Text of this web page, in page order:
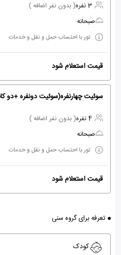
3 نفره
( بدون نفر اضافه )
صبحانه
تور با احتساب حمل و نقل و خدمات
قیمت استعلام شود
سوئیت چهارنفره(سوئیت دونفره +دو
4 نفره
( بدون نفر اضافه )
صبحانه
تور با احتساب حمل و نقل و خدمات
قیمت استعلام شود
تعرفه برای گروه سنی
کودک